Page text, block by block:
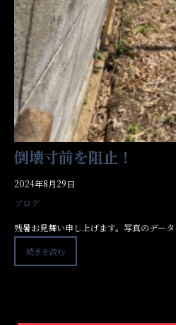
倒壊寸前を阻止！
2024年8月29日
ブログ
残暑お見舞い申し上げます。写真のデー
続きを読む